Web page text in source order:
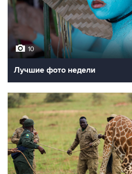
10
Лучшие фото недели